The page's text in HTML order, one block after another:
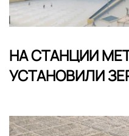
НА СТАНЦИИ
УСТАНОВИЛИ